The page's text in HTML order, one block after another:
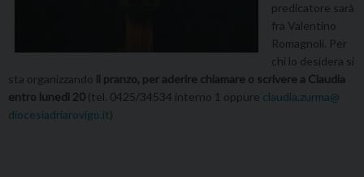
predicatore sarà
fra Valentino
Romagnoli. Per
chi lo desidera si
sta organizzando il pranzo, per aderire chiamare o scrivere a Claudia
entro lunedì 20 (tel. 0425/34534 interno 1 oppure claudia.zurma@
diocesiadriarovigo.it)